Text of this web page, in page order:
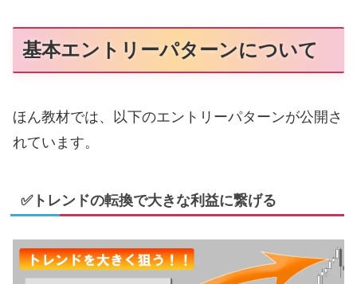
基本エントリーパターンについて
ほん教材では、以下のエントリーパターンが公開さ
れています。
✅トレンドの転換で大きな利益に繋げる